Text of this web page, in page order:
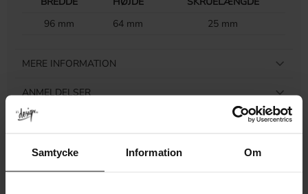
Samtycke Information Om
96 mm
64 mm 25 mm
MERE INFORMATION
ANMELDELSER
Relaterede produkter